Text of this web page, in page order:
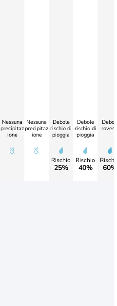
Nessuna
precipitaz
ione
Nessuna
precipitaz
ione
Debole
rischio di
pioggia
Rischio
25%
Debole
rischio di
pioggia
Rischio
40%
Deboli
60%